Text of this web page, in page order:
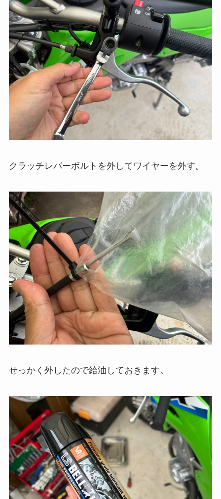
クラッチレバーボルトを外してワイヤーを外す。
せっかく外したので給油しておきます。